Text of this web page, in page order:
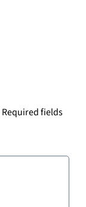
Required fields